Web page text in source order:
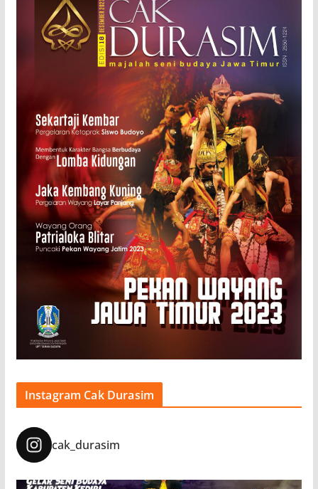
Instagram Cak Durasim
cak_durasim